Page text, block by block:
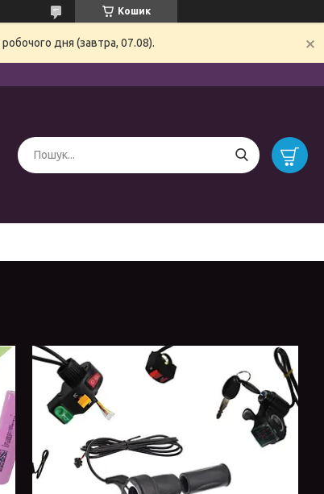
Кошик
дня (завтра, 07.08).